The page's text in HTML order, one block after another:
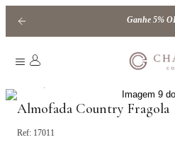
Ganhe 5%
Almofada Country Fragola
Ref: 17011